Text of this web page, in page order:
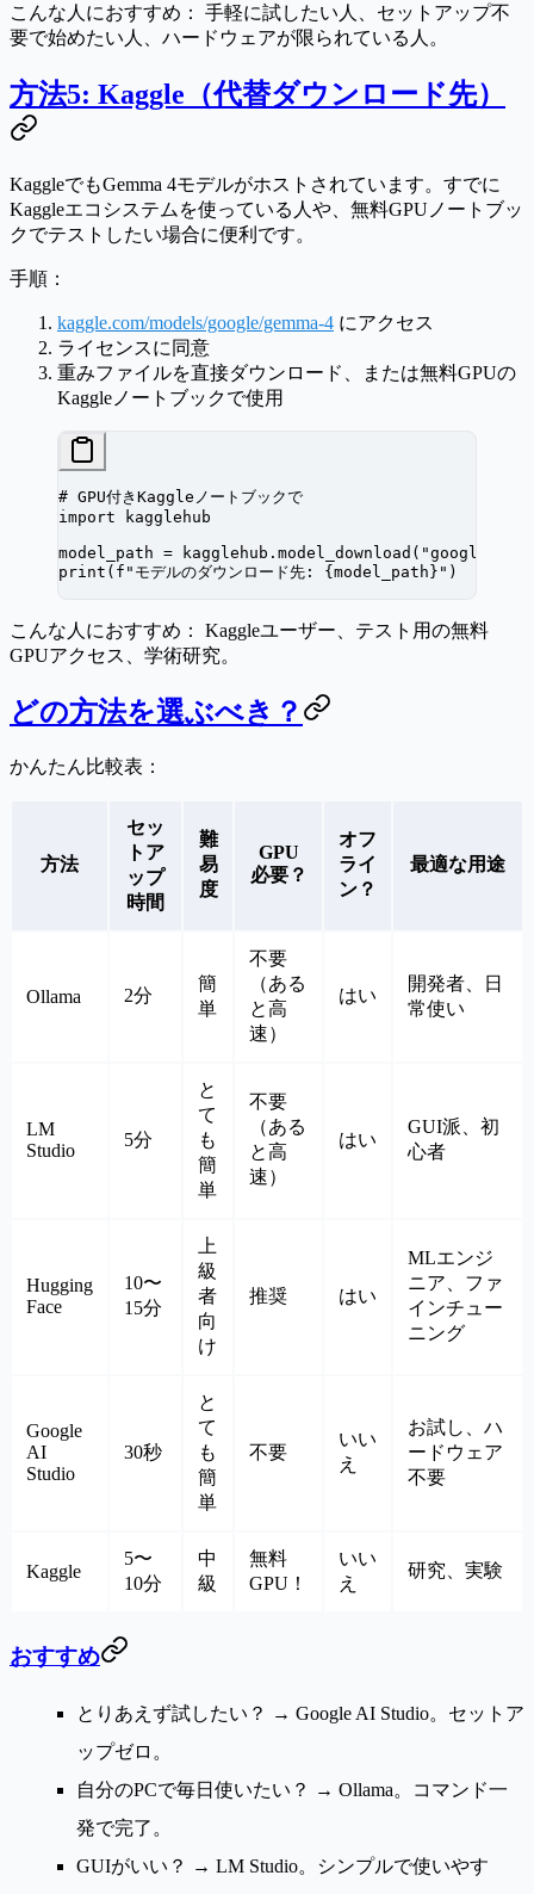
こんな人におすすめ：
手軽に試したい人、セットアップ不
要で始めたい人、ハードウェアが限られている人。
方法5: Kaggle（代替ダウンロード先）
KaggleでもGemma 4モデルがホストされています。すでに
Kaggleエコシステムを使っている人や、無料GPUノートブッ
クでテストしたい場合に便利です。
手順：
kaggle.com/models/google/gemma-4 にアクセス
ライセンスに同意
重みファイルを直接ダウンロード、または無料GPUの
Kaggleノートブックで使用
# GPU付きKaggleノートブックで
import kagglehub
model_path = kagglehub.model_download( "google/
print ( f "モデルのダウンロード先: {model_path} " )
こんな人におすすめ：
Kaggleユーザー、テスト用の無料
GPUアクセス、学術研究。
どの方法を選ぶべき？
かんたん比較表：
方法
セッ
トア
ップ
時間
難
易
度
GPU
必要？
オフ
ライ
ン？
最適な用途
Ollama 2分
簡
単
不要
（ある
と高
速）
はい
開発者、日
常使い
LM
Studio
5分
と
て
も
簡
単
不要
（ある
と高
速）
はい
GUI派、初
心者
Hugging
Face
10〜
15分
上
級
者
向
け
推奨 はい
MLエンジ
ニア、ファ
インチュー
ニング
Google
AI
Studio
30秒
と
て
も
簡
単
不要
いい
え
お試し、ハ
ードウェア
不要
Kaggle
5〜
10分
中
級
無料
GPU！
いい
え
研究、実験
おすすめ
とりあえず試したい？
→ Google AI Studio。セットア
ップゼロ。
自分のPCで毎日使いたい？
→ Ollama。コマンド一
発で完了。
GUIがいい？
→ LM Studio。シンプルで使いやす